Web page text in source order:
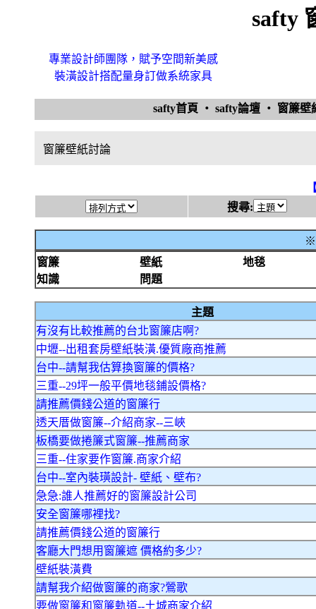
safty
專業設計師團隊，賦予空間新美感
裝潢設計搭配量身訂做系統家具
safty首頁 ‧ safty論壇 ‧ 窗簾
窗簾壁紙討論
搜尋:
※
窗簾
壁紙
地毯
知識
問題
主題
有沒有比較推薦的台北窗簾店啊?
中壢--出租套房壁紙裝潢.優質廠商推薦
台中--請幫我估算換窗簾的價格?
三重--29坪一般平價地毯鋪設價格?
請推薦價錢公道的窗簾行
透天厝做窗簾--介紹商家--三峽
板橋要做捲簾式窗簾--推薦商家
三重--住家要作窗簾.商家介紹
台中--室內裝璜設計- 壁紙、壁布?
急急:誰人推薦好的窗簾設計公司
安全窗簾哪裡找?
請推薦價錢公道的窗簾行
客廳大門想用窗簾遮 價格約多少?
壁紙裝潢費
請幫我介紹做窗簾的商家?鶯歌
要做窗簾和窗簾軌道--土城商家介紹